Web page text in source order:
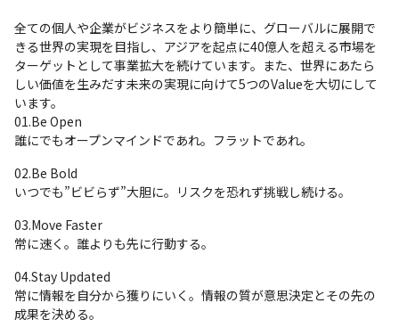
全ての個人や企業がビジネスをより簡単に、グローバルに展開で
きる世界の実現を目指し、アジアを起点に40億人を超える市場を
ターゲットとして事業拡大を続けています。また、世界にあたら
しい価値を生みだす未来の実現に向けて5つのValueを大切にして
います。
01.Be Open
誰にでもオープンマインドであれ。フラットであれ。
02.Be Bold
いつでも”ビビらず”大胆に。リスクを恐れず挑戦し続ける。
03.Move Faster
常に速く。誰よりも先に行動する。
04.Stay Updated
常に情報を自分から獲りにいく。情報の質が意思決定とその先の
成果を決める。